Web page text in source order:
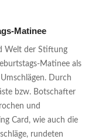
Matinee
Welt der Stiftung
Matinee als
Durch
bzw. Botschafter
und
Card, wie auch die
rundeten